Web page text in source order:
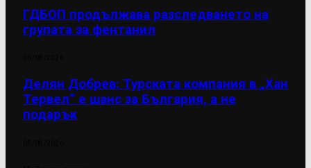
ГДБОП продължава разследването на
групата за фентанил
Делян Добрев: Турската компания в „Хан
Тервел“ е шанс за България, а не
подарък